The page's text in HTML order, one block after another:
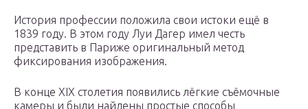
История профессии положила свои истоки ещё в
1839 году. В этом году Луи Дагер имел честь
представить в Париже оригинальный метод
фиксирования изображения.
В конце XIX столетия появились лёгкие съёмочные
камеры и были найдены простые способы